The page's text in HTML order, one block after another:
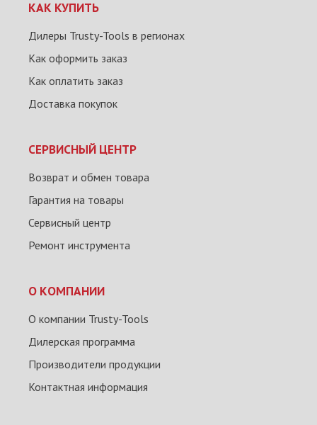
КАК КУПИТЬ
Дилеры Trusty-Tools в регионах
Как оформить заказ
Как оплатить заказ
Доставка покупок
СЕРВИСНЫЙ ЦЕНТР
Возврат и обмен товара
Гарантия на товары
Сервисный центр
Ремонт инструмента
О КОМПАНИИ
О компании Trusty-Tools
Дилерская программа
Производители продукции
Контактная информация